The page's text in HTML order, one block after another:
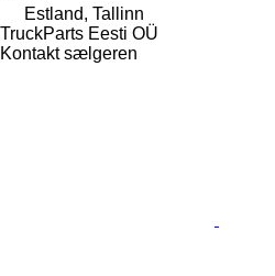
Estland, Tallinn
TruckParts Eesti OÜ
Kontakt sælgeren